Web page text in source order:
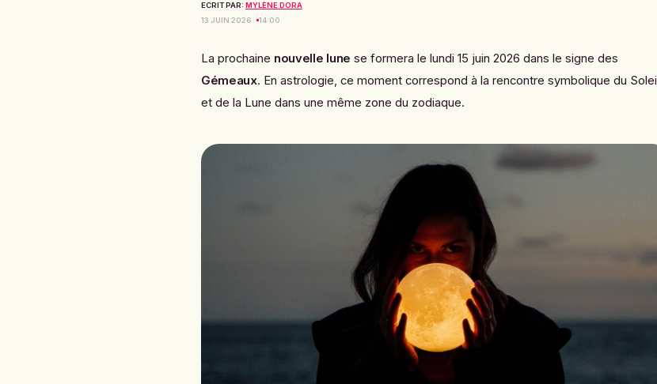
ECRIT PAR: MYLÈNE DORA
13 JUIN 2026
14:00
La prochaine nouvelle lune se formera le lundi 15 juin 2026 dans le signe des
Gémeaux. En astrologie, ce moment correspond à la rencontre symbolique du Soleil
et de la Lune dans une même zone du zodiaque.